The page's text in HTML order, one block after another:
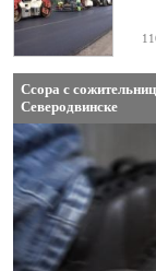
Ссора с
Северодвинске